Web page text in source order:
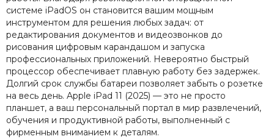
системе iPadOS он становится вашим мощным
инструментом для решения любых задач: от
редактирования документов и видеозвонков до
рисования цифровым карандашом и запуска
профессиональных приложений. Невероятно быстрый
процессор обеспечивает плавную работу без задержек.
Долгий срок службы батареи позволяет забыть о розетке
на весь день. Apple iPad 11 (2025) — это не просто
планшет, а ваш персональный портал в мир развлечений,
обучения и продуктивной работы, выполненный с
фирменным вниманием к деталям.